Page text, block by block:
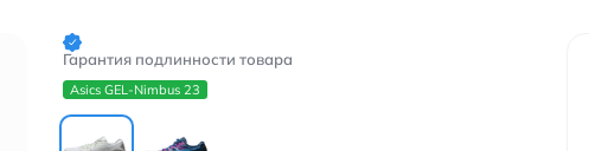
Гарантия подлинности товара
Asics GEL-Nimbus 23